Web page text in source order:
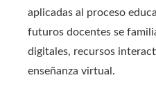
aplicadas al proceso
futuros docentes se
digitales, recursos
enseñanza virtual.